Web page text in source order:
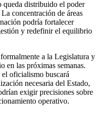
queda distribuido el poder
concentración de áreas
podría fortalecer
y redefinir el equilibrio
a la Legislatura y
en las próximas semanas.
oficialismo buscará
necesaria del Estado,
exigir precisiones sobre
operativo.